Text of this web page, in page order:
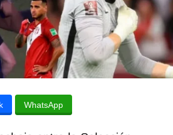
e
a
p
u
b
WhatsApp